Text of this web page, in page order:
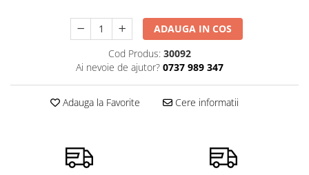
ADAUGA IN COS
Cod Produs: 30092
Ai nevoie de ajutor? 0737 989 347
Adauga la Favorite Cere informatii